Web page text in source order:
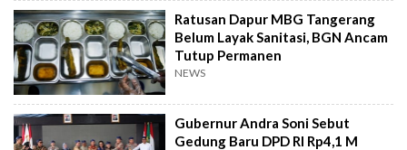
Ratusan Dapur MBG Tangerang
Belum Layak Sanitasi, BGN Ancam
Tutup Permanen
NEWS
Gubernur Andra Soni Sebut
Gedung Baru DPD RI Rp4,1 M